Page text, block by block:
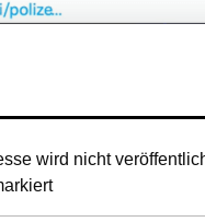
wird nicht